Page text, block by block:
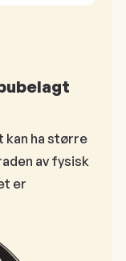
ha større
av fysisk
er